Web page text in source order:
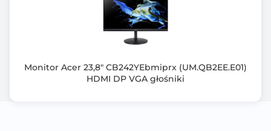
Wyjście słuchawkowe
DisplayPort
Monitor Acer 23,8" CB242YEbmiprx (UM.QB2EE.E01)
HDMI DP VGA głośniki